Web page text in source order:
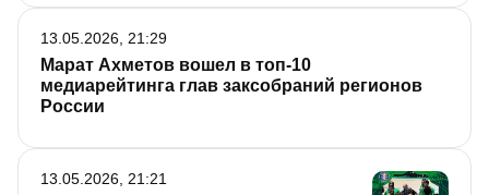
Марат Ахметов вошел в топ-10
медиарейтинга глав заксобраний регионов
России
13.05.2026, 21:29
13.05.2026, 21:21